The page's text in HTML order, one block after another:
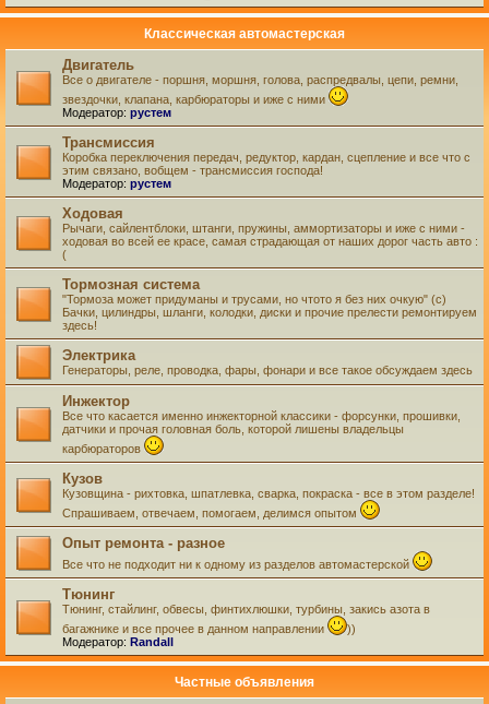
Классическая автомастерская
Двигатель
Все о двигателе - поршня, моршня, голова, распредвалы, цепи, ремни,
звездочки, клапана, карбюраторы и иже с ними
Модератор: рустем
Трансмиссия
Коробка переключения передач, редуктор, кардан, сцепление и все что с
этим связано, вобщем - трансмиссия господа!
Модератор: рустем
Ходовая
Рычаги, сайлентблоки, штанги, пружины, аммортизаторы и иже с ними -
ходовая во всей ее красе, самая страдающая от наших дорог часть авто :
(
Тормозная система
"Тормоза может придуманы и трусами, но чтото я без них очкую" (с)
Бачки, цилиндры, шланги, колодки, диски и прочие прелести ремонтируем
здесь!
Электрика
Генераторы, реле, проводка, фары, фонари и все такое обсуждаем здесь
Инжектор
Все что касается именно инжекторной классики - форсунки, прошивки,
датчики и прочая головная боль, которой лишены владельцы
карбюраторов
Кузов
Кузовщина - рихтовка, шпатлевка, сварка, покраска - все в этом разделе!
Спрашиваем, отвечаем, помогаем, делимся опытом
Опыт ремонта - разное
Все что не подходит ни к одному из разделов автомастерской
Тюнинг
Тюнинг, стайлинг, обвесы, финтихлюшки, турбины, закись азота в
багажнике и все прочее в данном направлении
))
Модератор: Randall
Частные объявления